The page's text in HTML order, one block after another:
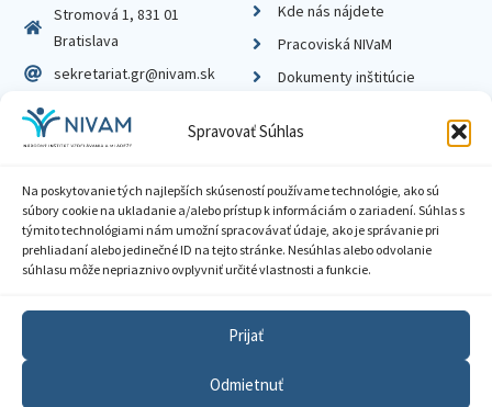
Spravovať Súhlas
Na poskytovanie tých najlepších skúseností používame technológie, ako sú
súbory cookie na ukladanie a/alebo prístup k informáciám o zariadení. Súhlas s
týmito technológiami nám umožní spracovávať údaje, ako je správanie pri
prehliadaní alebo jedinečné ID na tejto stránke. Nesúhlas alebo odvolanie
súhlasu môže nepriaznivo ovplyvniť určité vlastnosti a funkcie.
Prijať
Odmietnuť
Stromová 1, 831 01
Bratislava
sekretariat.gr@nivam.sk
IČO: 00164348
DIČ: 2020798714
Kde nás nájdete
Pracoviská NIVaM
Dokumenty inštitúcie
Zásady ochrany súkromia
Sprístupnenie informácií